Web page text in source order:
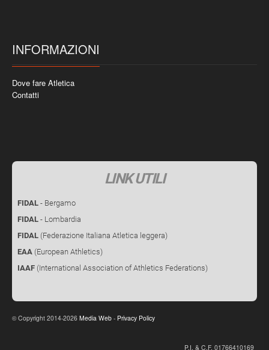
INFORMAZIONI
Dove fare Atletica
Contatti
LINK UTILI
FIDAL - Bergamo
FIDAL - Lombardia
FIDAL (Federazione Italiana Atletica leggera)
EAA (European Athletics)
IAAF (International Association of Athletics Federations)
©Copyright 2014-2026 Media Web - Privacy Policy
P.I. & C.F. 01766410169